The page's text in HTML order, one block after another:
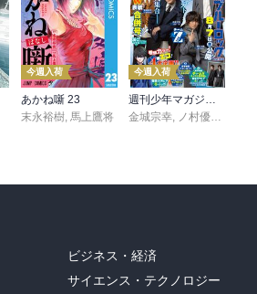
今週入荷
あかね噺 23
末永裕樹, 馬上鷹将
今週入荷
週刊少年マガジン 2026年36・37号[2026年8月5日発売]
金城宗幸, ノ村優介
ビジネス・経済
サイエンス・テクノロジー